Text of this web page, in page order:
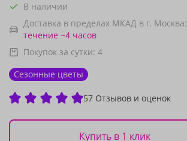
В наличии
Доставка в пределах МКАД в г. Москва:
течение ~4 часов
Покупок за сутки: 4
Сезонные цветы
57 Отзывов и оценок
Купить в 1 клик